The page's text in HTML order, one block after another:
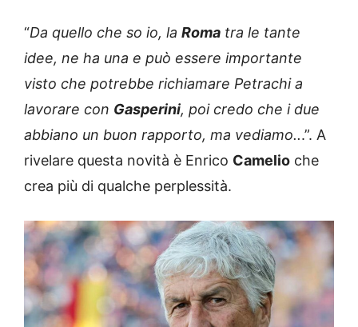
“Da quello che so io, la Roma tra le tante
idee, ne ha una e può essere importante
visto che potrebbe richiamare Petrachi a
lavorare con Gasperini, poi credo che i due
abbiano un buon rapporto, ma vediamo...”. A
rivelare questa novità è Enrico Camelio che
crea più di qualche perplessità.